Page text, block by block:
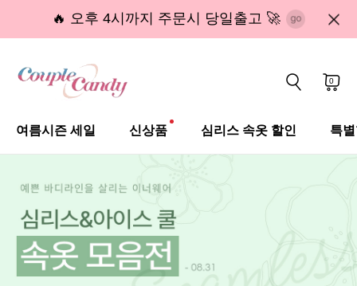
🔥 오후 4시까지 주문시 당일출고 🚀
0
여름시즌 세일 신상품 심리스 속옷 할인 특